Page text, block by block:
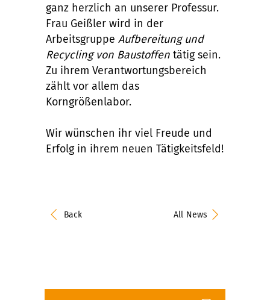
ganz herzlich an unserer Professur.
Frau Geißler wird in der
Arbeitsgruppe Aufbereitung und
Recycling von Baustoffen tätig sein.
Zu ihrem Verantwortungsbereich
zählt vor allem das
Korngrößenlabor.
Wir wünschen ihr viel Freude und
Erfolg in ihrem neuen Tätigkeitsfeld!
Back All News